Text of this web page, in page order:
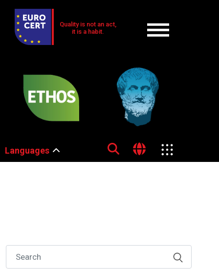
Quality is not an act,
it is a habit.
Languages